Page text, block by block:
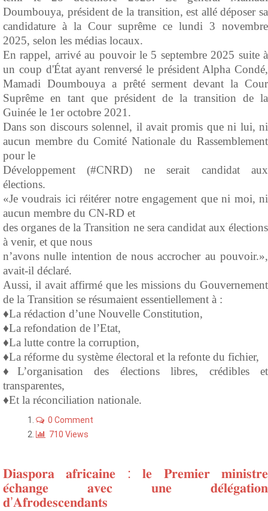
Doumbouya, président de la transition, est allé déposer sa
candidature à la Cour suprême ce lundi 3 novembre
2025, selon les médias locaux.
En rappel, arrivé au pouvoir le 5 septembre 2025 suite à
un coup d'État ayant renversé le président Alpha Condé,
Mamadi Doumbouya a prêté serment devant la Cour
Suprême en tant que président de la transition de la
Guinée le 1er octobre 2021.
Dans son discours solennel, il avait promis que ni lui, ni
aucun membre du Comité Nationale du Rassemblement
pour le
Développement (#CNRD) ne serait candidat aux
élections.
«Je voudrais ici réitérer notre engagement que ni moi, ni
aucun membre du CN-RD et
des organes de la Transition ne sera candidat aux élections
à venir, et que nous
n’avons nulle intention de nous accrocher au pouvoir.»,
avait-il déclaré.
Aussi, il avait affirmé que les missions du Gouvernement
de la Transition se résumaient essentiellement à :
♦️La rédaction d’une Nouvelle Constitution,
♦️La refondation de l’Etat,
♦️La lutte contre la corruption,
♦️La réforme du système électoral et la refonte du fichier,
♦️L’organisation des élections libres, crédibles et
transparentes,
♦️Et la réconciliation nationale.
0 Comment
710 Views
𝐃𝐢𝐚𝐬𝐩𝐨𝐫𝐚 𝐚𝐟𝐫𝐢𝐜𝐚𝐢𝐧𝐞 : 𝐥𝐞 𝐏𝐫𝐞𝐦𝐢𝐞𝐫 𝐦𝐢𝐧𝐢𝐬𝐭𝐫𝐞
𝐞́𝐜𝐡𝐚𝐧𝐠𝐞 𝐚𝐯𝐞𝐜 𝐮𝐧𝐞 𝐝𝐞́𝐥𝐞́𝐠𝐚𝐭𝐢𝐨𝐧
𝐝’𝐀𝐟𝐫𝐨𝐝𝐞𝐬𝐜𝐞𝐧𝐝𝐚𝐧𝐭𝐬